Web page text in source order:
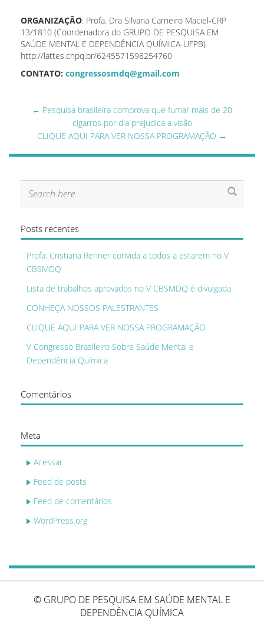
ORGANIZAÇÃO: Profa. Dra Silvana Carneiro Maciel-CRP
13/1810 (Coordenadora do GRUPO DE PESQUISA EM
SAÚDE MENTAL E DEPENDÊNCIA QUÍMICA-UFPB)
http://lattes.cnpq.br/6245571598254760
CONTATO: congressosmdq@gmail.com
← Pesquisa brasileira comprova que fumar mais de 20
cigarros por dia prejudica a visão
CLIQUE AQUI PARA VER NOSSA PROGRAMAÇÃO →
Posts recentes
Profa. Cristiana Renner convida a todos a estarem no V
CBSMDQ
Lista de trabalhos aprovados no V CBSMDQ é divulgada
CONHEÇA NOSSOS PALESTRANTES
CLIQUE AQUI PARA VER NOSSA PROGRAMAÇÃO
V Congresso Brasileiro Sobre Saúde Mental e
Dependência Química
Comentários
Meta
Acessar
Feed de posts
Feed de comentários
WordPress.org
© GRUPO DE PESQUISA EM SAÚDE MENTAL E
DEPENDÊNCIA QUÍMICA